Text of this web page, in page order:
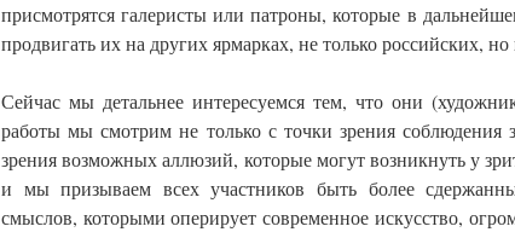
присмотрятся галеристы или патроны, которые в
продвигать их на других ярмарках, не только российских,
Сейчас мы детальнее интересуемся тем, что они
работы мы смотрим не только с точки зрения соблюдения
зрения возможных аллюзий, которые могут возникнуть у
и мы призываем всех участников быть более
смыслов, которыми оперирует современное искусство,